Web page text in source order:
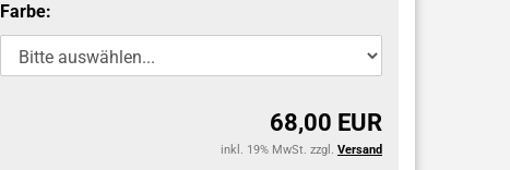
Farbe:
68,00 EUR
inkl. 19% MwSt. zzgl. Versand